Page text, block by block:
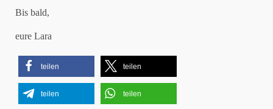
Bis bald,
eure Lara
teilen teilen
teilen teilen